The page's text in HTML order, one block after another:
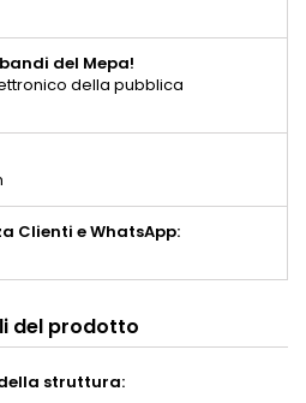
del Mepa!
della pubblica
Clienti e WhatsApp:
del prodotto
struttura: